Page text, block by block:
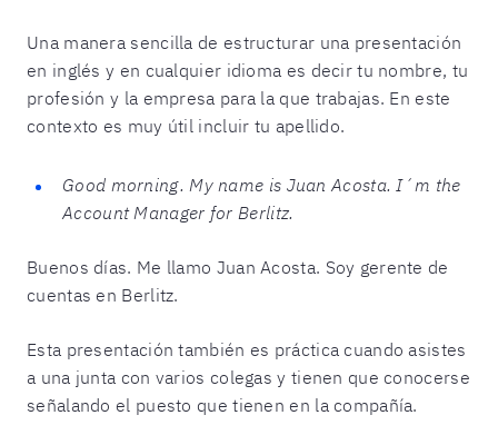
Una manera sencilla de estructurar una presentación
en inglés y en cualquier idioma es decir tu nombre, tu
profesión y la empresa para la que trabajas. En este
contexto es muy útil incluir tu apellido.
Good morning. My name is Juan Acosta. I´m the
Account Manager for Berlitz.
Buenos días. Me llamo Juan Acosta. Soy gerente de
cuentas en Berlitz.
Esta presentación también es práctica cuando asistes
a una junta con varios colegas y tienen que conocerse
señalando el puesto que tienen en la compañía.